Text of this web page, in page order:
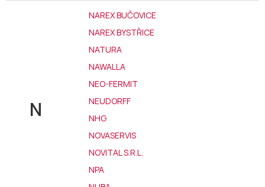
N
NAREX BUČOVICE
NAREX BYSTŘICE
NATURA
NAWALLA
NEO-FERMIT
NEUDORFF
NHG
NOVASERVIS
NOVITAL S.R.L.
NPA